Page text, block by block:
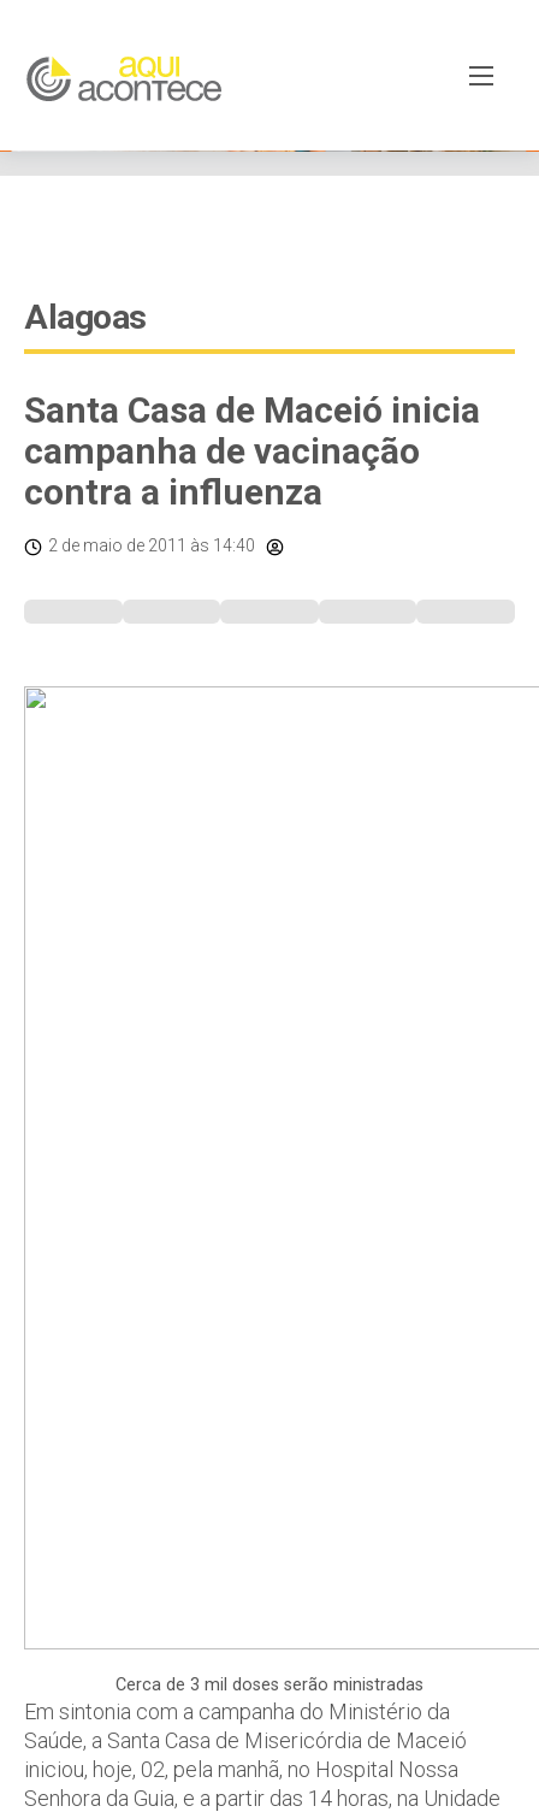
googleb82de9a22cec23e8.html
Alagoas
Santa Casa de Maceió inicia
campanha de vacinação
contra a influenza
2 de maio de 2011 às 14:40
Cerca de 3 mil doses serão ministradas
Em sintonia com a campanha do Ministério da
Saúde, a Santa Casa de Misericórdia de Maceió
iniciou, hoje, 02, pela manhã, no Hospital Nossa
Senhora da Guia, e a partir das 14 horas, na Unidade